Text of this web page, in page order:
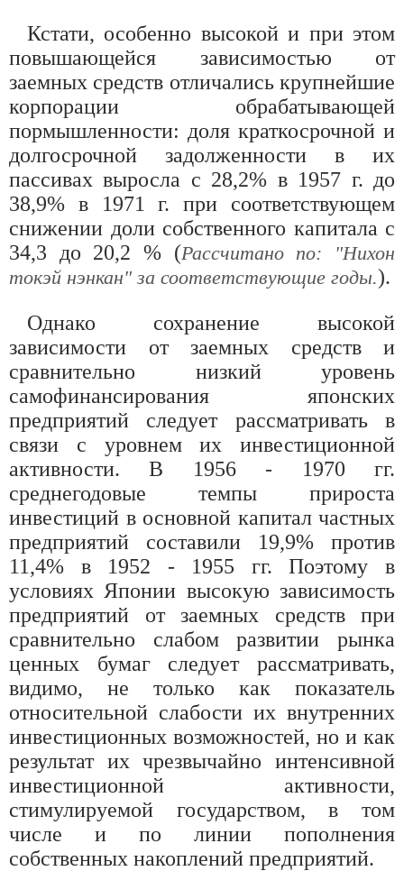
Кстати, особенно высокой и при этом
повышающейся зависимостью от
заемных средств отличались крупнейшие
корпорации обрабатывающей
пормышленности: доля краткосрочной и
долгосрочной задолженности в их
пассивах выросла с 28,2% в 1957 г. до
38,9% в 1971 г. при соответствующем
снижении доли собственного капитала с
34,3 до 20,2 % (Рассчитано по: "Нихон
токэй нэнкан" за соответствующие годы.).
Однако сохранение высокой
зависимости от заемных средств и
сравнительно низкий уровень
самофинансирования японских
предприятий следует рассматривать в
связи с уровнем их инвестиционной
активности. В 1956 - 1970 гг.
среднегодовые темпы прироста
инвестиций в основной капитал частных
предприятий составили 19,9% против
11,4% в 1952 - 1955 гг. Поэтому в
условиях Японии высокую зависимость
предприятий от заемных средств при
сравнительно слабом развитии рынка
ценных бумаг следует рассматривать,
видимо, не только как показатель
относительной слабости их внутренних
инвестиционных возможностей, но и как
результат их чрезвычайно интенсивной
инвестиционной активности,
стимулируемой государством, в том
числе и по линии пополнения
собственных накоплений предприятий.